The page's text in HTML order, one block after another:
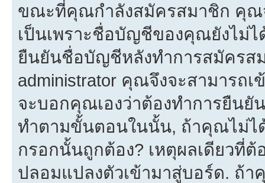
ขณะที่คุณกำลังสมัครสมาชิก คุณ
เป็นเพราะชื่อบัญชีของคุณยังไม่
ยืนยันชื่อบัญชีหลังทำการสมัครส
administrator คุณจึงจะสามารถ
จะบอกคุณเองว่าต้องทำการยืน
ทำตามขั้นตอนในนั้น, ถ้าคุณไม่ไ
กรอกนั้นถูกต้อง? เหตุผลเดียวที่
ปลอมแปลงตัวเข้ามาสู่บอร์ด. ถ้